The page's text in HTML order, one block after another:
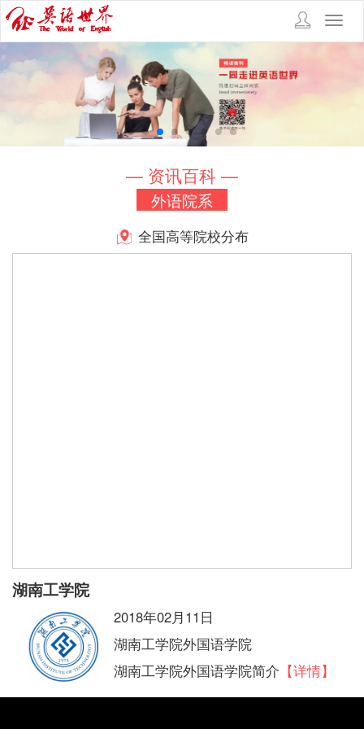
— 资讯百科 —
外语院系
全国高等院校分布
湖南工学院
2018年02月11日
湖南工学院外国语学院
湖南工学院外国语学院简介 【详情】